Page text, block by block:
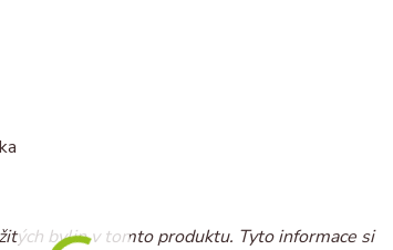
bylin v tomto produktu. Tyto informace si